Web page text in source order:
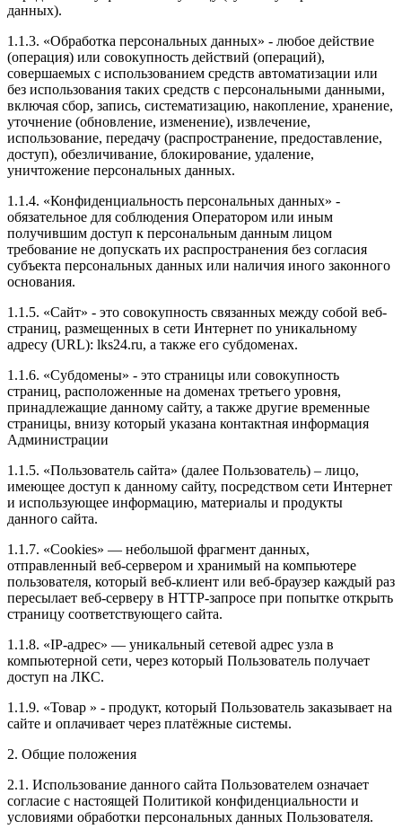
данных).
1.1.3. «Обработка персональных данных» - любое действие
(операция) или совокупность действий (операций),
совершаемых с использованием средств автоматизации или
без использования таких средств с персональными данными,
включая сбор, запись, систематизацию, накопление, хранение,
уточнение (обновление, изменение), извлечение,
использование, передачу (распространение, предоставление,
доступ), обезличивание, блокирование, удаление,
уничтожение персональных данных.
1.1.4. «Конфиденциальность персональных данных» -
обязательное для соблюдения Оператором или иным
получившим доступ к персональным данным лицом
требование не допускать их распространения без согласия
субъекта персональных данных или наличия иного законного
основания.
1.1.5. «Сайт» - это совокупность связанных между собой веб-
страниц, размещенных в сети Интернет по уникальному
адресу (URL): lks24.ru, а также его субдоменах.
1.1.6. «Субдомены» - это страницы или совокупность
страниц, расположенные на доменах третьего уровня,
принадлежащие данному сайту, а также другие временные
страницы, внизу который указана контактная информация
Администрации
1.1.5. «Пользователь сайта» (далее Пользователь) – лицо,
имеющее доступ к данному сайту, посредством сети Интернет
и использующее информацию, материалы и продукты
данного сайта.
1.1.7. «Cookies» — небольшой фрагмент данных,
отправленный веб-сервером и хранимый на компьютере
пользователя, который веб-клиент или веб-браузер каждый раз
пересылает веб-серверу в HTTP-запросе при попытке открыть
страницу соответствующего сайта.
1.1.8. «IP-адрес» — уникальный сетевой адрес узла в
компьютерной сети, через который Пользователь получает
доступ на ЛКС.
1.1.9. «Товар » - продукт, который Пользователь заказывает на
сайте и оплачивает через платёжные системы.
2. Общие положения
2.1. Использование данного сайта Пользователем означает
согласие с настоящей Политикой конфиденциальности и
условиями обработки персональных данных Пользователя.